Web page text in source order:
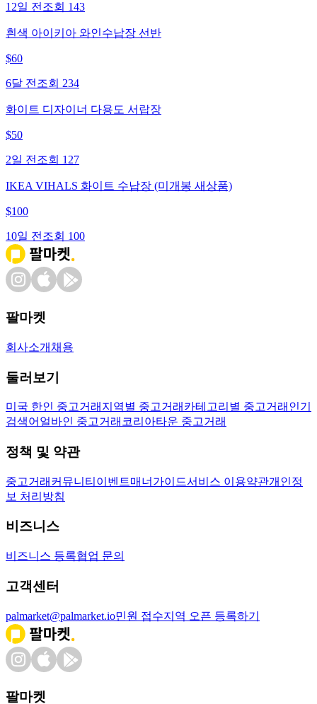
12일 전 조회 143
흰색 아이키아 와인수납장 선반
$60
6달 전 조회 234
화이트 디자이너 다용도 서랍장
$50
2일 전 조회 127
IKEA VIHALS 화이트 수납장 (미개봉 새상품)
$100
10일 전 조회 100
팔마켓
회사소개 채용
둘러보기
미국 한인 중고거래 지역별 중고거래 카테고리별 중고거래 인기
검색어 얼바인 중고거래 코리아타운 중고거래
정책 및 약관
중고거래 커뮤니티 이벤트매너가이드서비스 이용약관개인정
보 처리방침
비즈니스
비즈니스 등록협업 문의
고객센터
palmarket@palmarket.io민원 접수지역 오픈 등록하기
팔마켓